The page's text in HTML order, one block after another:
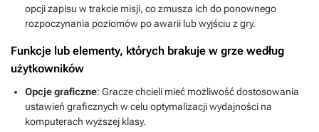
opcji zapisu w trakcie misji, co zmusza ich do ponownego
rozpoczynania poziomów po awarii lub wyjściu z gry.
Funkcje lub elementy, których brakuje w grze według
użytkowników
Opcje graficzne: Gracze chcieli mieć możliwość dostosowania
ustawień graficznych w celu optymalizacji wydajności na
komputerach wyższej klasy.